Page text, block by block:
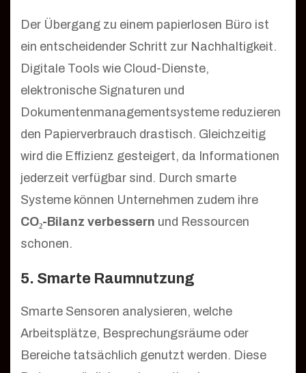
Der Übergang zu einem papierlosen Büro ist
ein entscheidender Schritt zur Nachhaltigkeit.
Digitale Tools wie Cloud-Dienste,
elektronische Signaturen und
Dokumentenmanagementsysteme reduzieren
den Papierverbrauch drastisch. Gleichzeitig
wird die Effizienz gesteigert, da Informationen
jederzeit verfügbar sind. Durch smarte
Systeme können Unternehmen zudem ihre
CO₂-Bilanz verbessern und Ressourcen
schonen.
5. Smarte Raumnutzung
Smarte Sensoren analysieren, welche
Arbeitsplätze, Besprechungsräume oder
Bereiche tatsächlich genutzt werden. Diese